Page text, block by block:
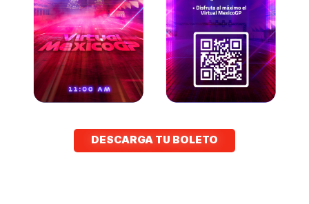
DESCARGA TU BOLETO